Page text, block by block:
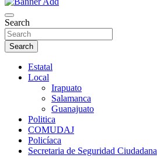
Noticias Guanajuato
Search
Search
Estatal
Local
Irapuato
Salamanca
Guanajuato
Politica
COMUDAJ
Policíaca
Secretaria de Seguridad Ciudadana